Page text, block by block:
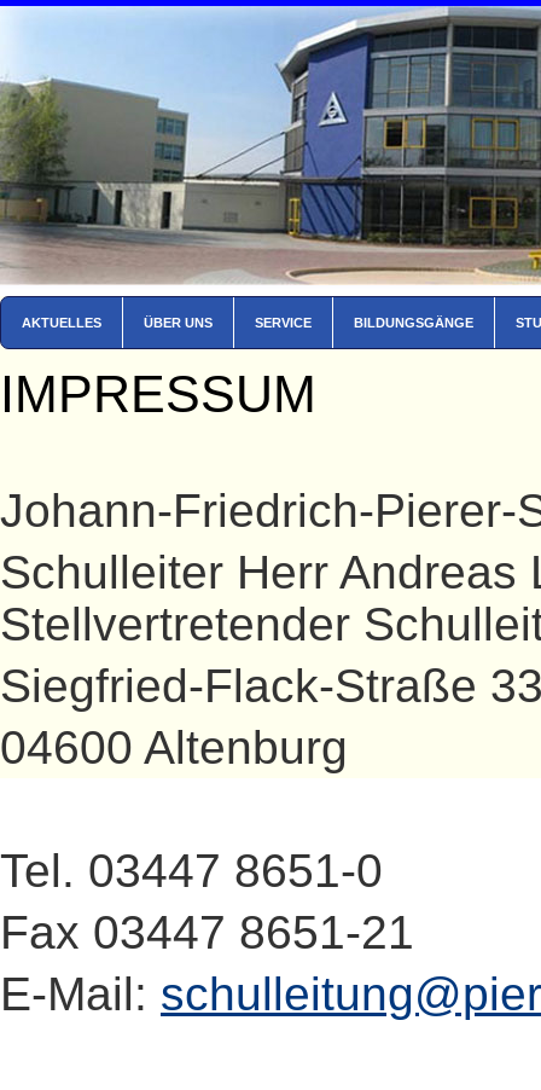
AKTUELLES ÜBER UNS SERVICE BILDUNGSGÄNGE
IMPRESSUM
Johann-Friedrich-Pierer-
Schulleiter Herr
Stellvertretender
Siegfried-Flack-Straße
04600 Altenburg
Tel. 03447 8651-0
Fax 03447 8651-21
E-Mail: